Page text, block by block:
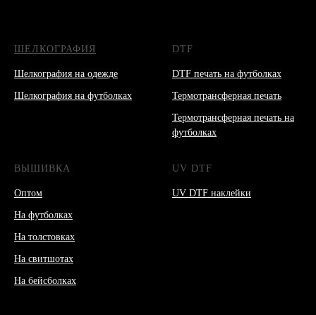
ШЕЛКОГРАФИЯ
Шелкография на одежде
Шелкография на футболках
DTF
DTF печать на футболках
Термотрансферная печать
Термотрансферная печать на
футболках
ВЫШИВКА
Оптом
На футболках
На толстовках
На свитшотах
На бейсболках
UV DTF
UV DTF наклейки